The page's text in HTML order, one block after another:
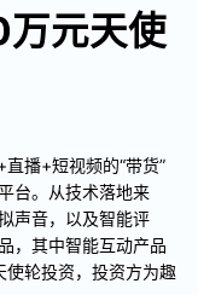
元天使
播+短视频的“带货”
台。从技术落地来
声音，以及智能评
，其中智能互动产品
轮投资，投资方为趣